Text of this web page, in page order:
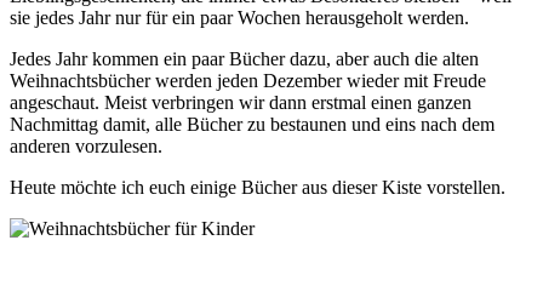
sie jedes Jahr nur für ein paar Wochen herausgeholt werden.
Jedes Jahr kommen ein paar Bücher dazu, aber auch die alten
Weihnachtsbücher werden jeden Dezember wieder mit Freude
angeschaut. Meist verbringen wir dann erstmal einen ganzen
Nachmittag damit, alle Bücher zu bestaunen und eins nach dem
anderen vorzulesen.
Heute möchte ich euch einige Bücher aus dieser Kiste vorstellen.